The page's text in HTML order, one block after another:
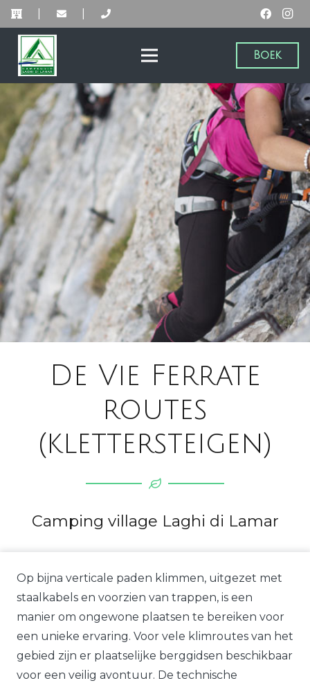
Boek
De Vie Ferrate
routes
(klettersteigen)
Camping village Laghi di Lamar
Op bijna verticale paden klimmen, uitgezet met
staalkabels en voorzien van trappen, is een
manier om ongewone plaatsen te bereiken voor
een unieke ervaring. Voor vele klimroutes van het
gebied zijn er plaatselijke berggidsen beschikbaar
voor een veilig avontuur. De technische